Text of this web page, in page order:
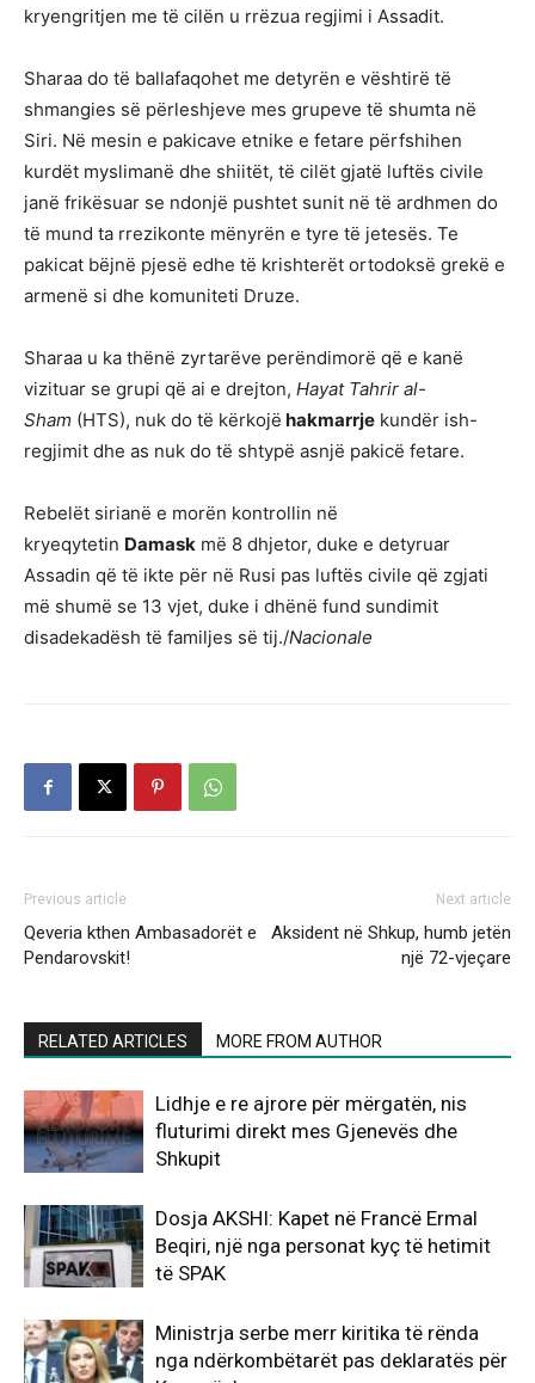
kryengritjen me të cilën u rrëzua regjimi i Assadit.
Sharaa do të ballafaqohet me detyrën e vështirë të
shmangies së përleshjeve mes grupeve të shumta në
Siri. Në mesin e pakicave etnike e fetare përfshihen
kurdët myslimanë dhe shiitët, të cilët gjatë luftës civile
janë frikësuar se ndonjë pushtet sunit në të ardhmen do
të mund ta rrezikonte mënyrën e tyre të jetesës. Te
pakicat bëjnë pjesë edhe të krishterët ortodoksë grekë e
armenë si dhe komuniteti Druze.
Sharaa u ka thënë zyrtarëve perëndimorë që e kanë
vizituar se grupi që ai e drejton, Hayat Tahrir al-
Sham (HTS), nuk do të kërkojë hakmarrje kundër ish-
regjimit dhe as nuk do të shtypë asnjë pakicë fetare.
Rebelët sirianë e morën kontrollin në
kryeqytetin Damask më 8 dhjetor, duke e detyruar
Assadin që të ikte për në Rusi pas luftës civile që zgjati
më shumë se 13 vjet, duke i dhënë fund sundimit
disadekadësh të familjes së tij./Nacionale
Previous article
Qeveria kthen Ambasadorët e
Pendarovskit!
Next article
Aksident në Shkup, humb jetën
një 72-vjeçare
RELATED ARTICLES MORE FROM AUTHOR
Lidhje e re ajrore për mërgatën, nis
fluturimi direkt mes Gjenevës dhe
Shkupit
Dosja AKSHI: Kapet në Francë Ermal
Beqiri, një nga personat kyç të hetimit
të SPAK
Ministrja serbe merr kiritika të rënda
nga ndërkombëtarët pas deklaratës për